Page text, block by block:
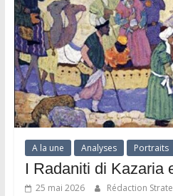
A la une Analyses Portraits
I Radaniti di Kazaria
25 mai 2026 Rédaction